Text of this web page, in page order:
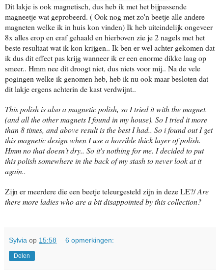
Dit lakje is ook magnetisch, dus heb ik met het bijpassende
magneetje wat geprobeerd. ( Ook nog met zo'n beetje alle andere
magneten welke ik in huis kon vinden) Ik heb uiteindelijk ongeveer
8x alles erop en eraf gehaald en hierboven zie je 2 nagels met het
beste resultaat wat ik kon krijgen.. Ik ben er wel achter gekomen dat
ik dus dit effect pas krijg wanneer ik er een enorme dikke laag op
smeer.. Hmm nee dit droogt niet, dus niets voor mij.. Na de vele
pogingen welke ik genomen heb, heb ik nu ook maar besloten dat
dit lakje ergens achterin de kast verdwijnt..
This polish is also a magnetic polish, so I tried it with the magnet.
(and all the other magnets I found in my house). So I tried it more
than 8 times, and above result is the best I had.. So i found out I get
this magnetic design when I use a horrible thick layer of polish.
Hmm no that doesn't dry.. So it's nothing for me. I decided to put
this polish somewhere in the back of my stash to never look at it
again..
Zijn er meerdere die een beetje teleurgesteld zijn in deze LE?/Are
there more ladies who are a bit disappointed by this collection?
Sylvia op 15:58 6 opmerkingen:
Delen